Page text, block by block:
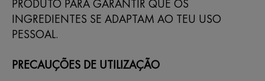
PRODUTO PARA GARANTIR QUE OS
INGREDIENTES SE ADAPTAM AO TEU USO
PESSOAL.
PRECAUÇÕES DE UTILIZAÇÃO